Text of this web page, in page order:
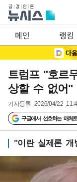
메인 랭킹
트럼프 "호르
상할 수 없어"
기사등록 2026/04/22
구글에서 선호하는 매체
"이란 실제론